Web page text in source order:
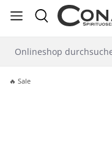
springen
🔥 Sale